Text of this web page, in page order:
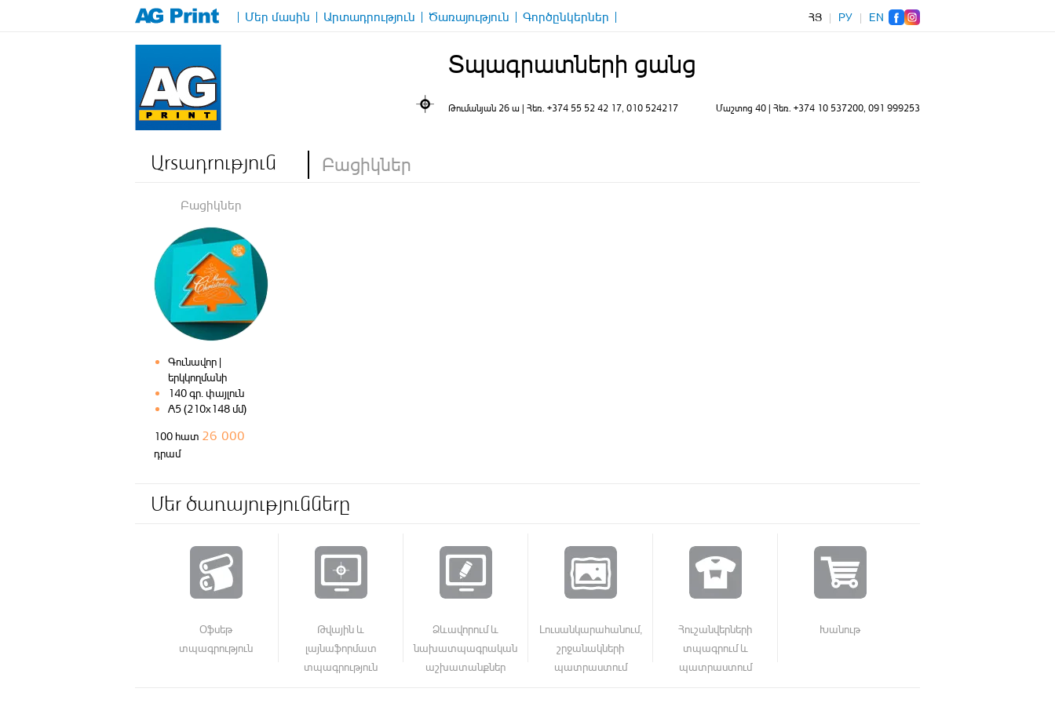
Մեր մասին Արտադրություն Ծառայություն Գործընկերներ ՀՅ | РУ | EN
Տպագրատների ցանց
Թումանյան 26 ա | Հեռ. +374 55 52 42 17, 010 524217 Մաշտոց 40 | Հեռ. +374 10 537200, 091 999253
Արտադրություն Բացիկներ
Բացիկներ
Գունավոր |
երկկողմանի
140 գր. փայլուն
A5 (210x148 մմ)
100 հատ 26 000
դրամ
Մեր ծառայությունները
Օֆսեթ
տպագրություն
Թվային և
լայնաֆորմատ
տպագրություն
Ձևավորում և
նախատպագրական
աշխատանքներ
Լուսանկարահանում,
շրջանակների
պատրաստում
Հուշանվերների
տպագրում և
պատրաստում
Խանութ